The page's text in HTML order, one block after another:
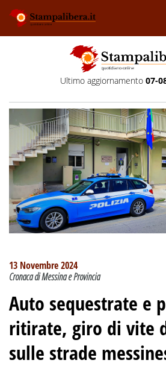
Ultimo aggiornamento 07-
13 Novembre 2024
Cronaca di Messina e Provincia
Auto sequestrate e
ritirate, giro di vite
sulle strade